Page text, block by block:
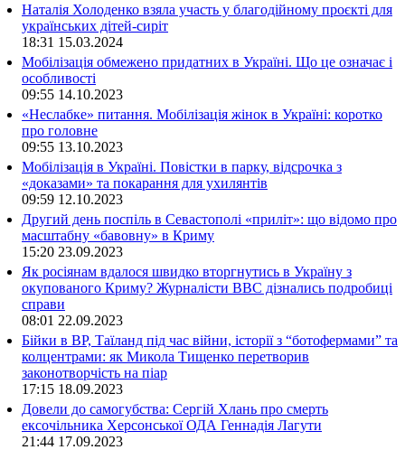
Наталія Холоденко взяла участь у благодійному проєкті для
українських дітей-сиріт
18:31 15.03.2024
Мобілізація обмежено придатних в Україні. Що це означає і
особливості
09:55 14.10.2023
«Неслабке» питання. Мобілізація жінок в Україні: коротко
про головне
09:55 13.10.2023
Мобілізація в Україні. Повістки в парку, відсрочка з
«доказами» та покарання для ухилянтів
09:59 12.10.2023
Другий день поспіль в Севастополі «приліт»: що відомо про
масштабну «бавовну» в Криму
15:20 23.09.2023
Як росіянам вдалося швидко вторгнутись в Україну з
окупованого Криму? Журналісти ВВС дізнались подробиці
справи
08:01 22.09.2023
Бійки в ВР, Таїланд під час війни, історії з “ботофермами” та
колцентрами: як Микола Тищенко перетворив
законотворчість на піар
17:15 18.09.2023
Довели до самогубства: Сергій Хлань про смерть
ексочільника Херсонської ОДА Геннадія Лагути
21:44 17.09.2023